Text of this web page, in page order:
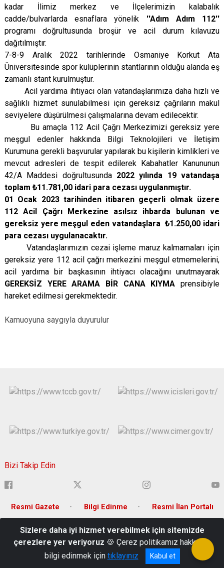
kadar İlimiz merkez ve İlçelerimizin kalabalık
cadde/bulvarlarda esnaflara yönelik ''Adım Adım 112''
programı doğrultusunda broşür ve acil durum kılavuzu
dağıtılmıştır.
7-8-9 Aralık 2022 tarihlerinde Osmaniye Korkut Ata
Üniversitesinde spor kulüplerinin stantlarının olduğu alanda eş
zamanlı stant kurulmuştur.
Acil yardıma ihtiyacı olan vatandaşlarımıza daha hızlı ve
sağlıklı hizmet sunulabilmesi için gereksiz çağrıların makul
seviyelere düşürülmesi çalışmalarına devam edilecektir.
Bu amaçla 112 Acil Çağrı Merkezimizi gereksiz yere
meşgul edenler hakkında Bilgi Teknolojileri ve İletişim
Kurumuna gerekli başvurular yapılarak bu kişilerin kimlikleri ve
mevcut adresleri de tespit edilerek Kabahatler Kanununun
42/A Maddesi doğrultusunda 2022 yılında 19 vatandaşa
toplam ₺11.781,00 idari para cezası uygulanmıştır.
01 Ocak 2023 tarihinden itibaren geçerli olmak üzere
112 Acil Çağrı Merkezine asılsız ihbarda bulunan ve
gereksiz yere meşgul eden vatandaşlara ₺1.250,00 idari
para cezası uygulanacaktır.
Vatandaşlarımızın cezai işleme maruz kalmamaları için
gereksiz yere 112 acil çağrı merkezini meşgul etmemelerini,
acil yardıma bir başkasının ihtiyacı olacağını unutmayarak
GEREKSİZ YERE ARAMA BİR CANA KIYMA prensibiyle
hareket edilmesi gerekmektedir.
Kamuoyuna saygıyla duyurulur
Bizi Takip Edin
Resmi Gazete Bilgi Edinme Resmi İlan Portalı
Adnan Menderes Mh. Musa Şahin Bulvarı No:106 P.K.: 80010
0 328 825 07 07
Sizlere daha iyi hizmet verebilmek için sitemizde
çerezlere yer veriyoruz 🍪 Çerez politikamız hakkında
bilgi edinmek için tıklayınız Kabul et